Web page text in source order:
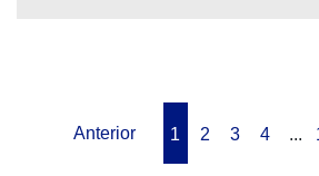
Anterior 1 2 3 4 ...